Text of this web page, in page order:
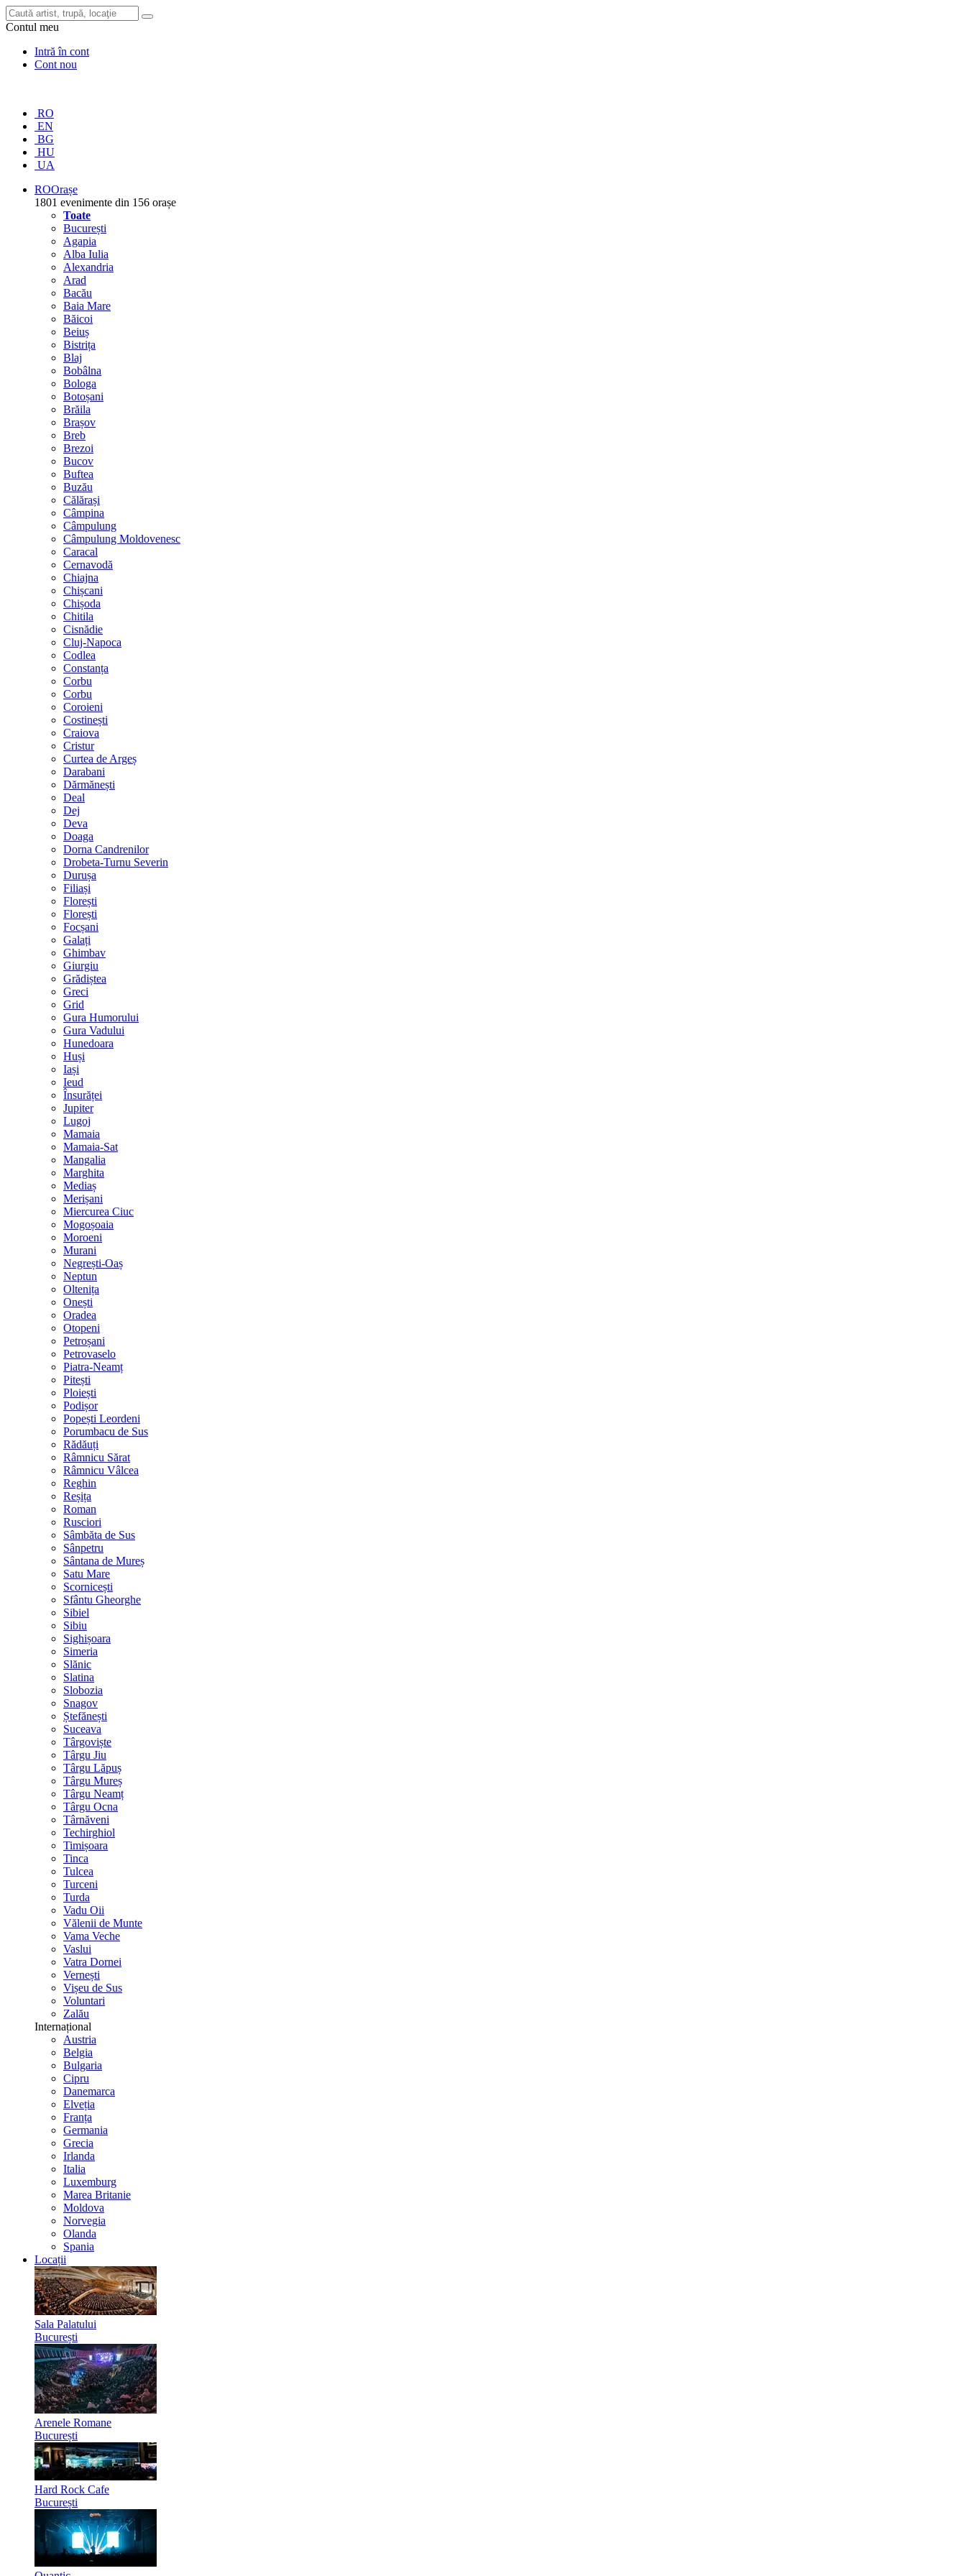
Contul meu
Intră în cont
Cont nou
RO
EN
BG
HU
UA
ROOrașe
1801 evenimente din 156 orașe
Toate
București
Agapia
Alba Iulia
Alexandria
Arad
Bacău
Baia Mare
Băicoi
Beiuș
Bistrița
Blaj
Bobâlna
Bologa
Botoșani
Brăila
Brașov
Breb
Brezoi
Bucov
Buftea
Buzău
Călărași
Câmpina
Câmpulung
Câmpulung Moldovenesc
Caracal
Cernavodă
Chiajna
Chișcani
Chișoda
Chitila
Cisnădie
Cluj-Napoca
Codlea
Constanța
Corbu
Corbu
Coroieni
Costinești
Craiova
Cristur
Curtea de Argeș
Darabani
Dărmănești
Deal
Dej
Deva
Doaga
Dorna Candrenilor
Drobeta-Turnu Severin
Durușa
Filiași
Florești
Florești
Focșani
Galați
Ghimbav
Giurgiu
Grădiștea
Greci
Grid
Gura Humorului
Gura Vadului
Hunedoara
Huși
Iași
Ieud
Însurăței
Jupiter
Lugoj
Mamaia
Mamaia-Sat
Mangalia
Marghita
Mediaș
Merișani
Miercurea Ciuc
Mogoșoaia
Moroeni
Murani
Negrești-Oaș
Neptun
Oltenița
Onești
Oradea
Otopeni
Petroșani
Petrovaselo
Piatra-Neamț
Pitești
Ploiești
Podișor
Popești Leordeni
Porumbacu de Sus
Rădăuți
Râmnicu Sărat
Râmnicu Vâlcea
Reghin
Reșița
Roman
Rusciori
Sâmbăta de Sus
Sânpetru
Sântana de Mureș
Satu Mare
Scornicești
Sfântu Gheorghe
Sibiel
Sibiu
Sighișoara
Simeria
Slănic
Slatina
Slobozia
Snagov
Ștefănești
Suceava
Târgoviște
Târgu Jiu
Târgu Lăpuș
Târgu Mureș
Târgu Neamț
Târgu Ocna
Târnăveni
Techirghiol
Timișoara
Tinca
Tulcea
Turceni
Turda
Vadu Oii
Vălenii de Munte
Vama Veche
Vaslui
Vatra Dornei
Vernești
Vișeu de Sus
Voluntari
Zalău
Internațional
Austria
Belgia
Bulgaria
Cipru
Danemarca
Elveția
Franța
Germania
Grecia
Irlanda
Italia
Luxemburg
Marea Britanie
Moldova
Norvegia
Olanda
Spania
Locații
Sala Palatului
București
Arenele Romane
București
Hard Rock Cafe
București